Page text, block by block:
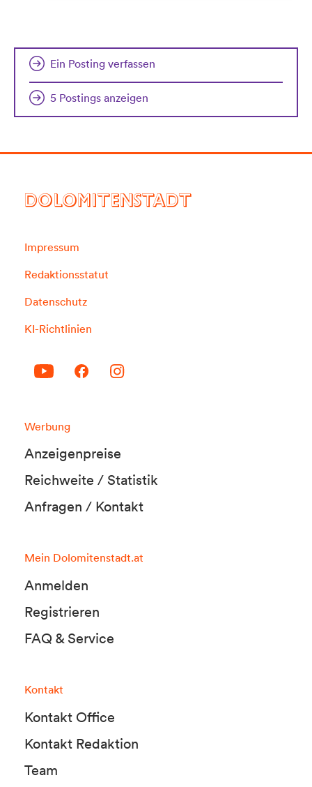
Ein Posting verfassen
5 Postings anzeigen
DOLOMITENSTADT
Impressum
Redaktionsstatut
Datenschutz
KI-Richtlinien
Werbung
Anzeigenpreise
Reichweite / Statistik
Anfragen / Kontakt
Mein Dolomitenstadt.at
Anmelden
Registrieren
FAQ & Service
Kontakt
Kontakt Office
Kontakt Redaktion
Team